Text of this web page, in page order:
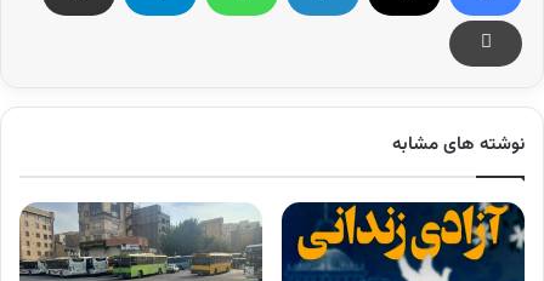
نوشته های مشابه